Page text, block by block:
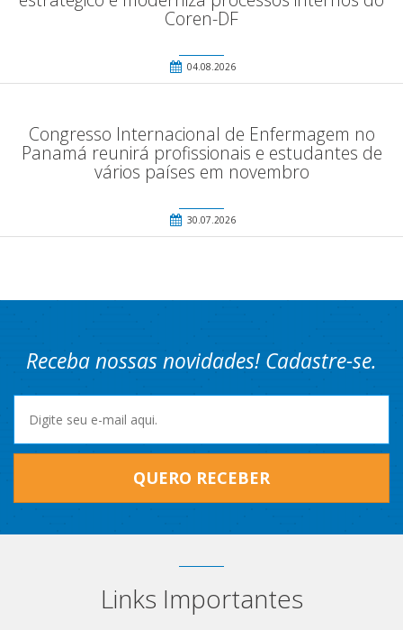
Coren-DF
04.08.2026
Congresso Internacional de Enfermagem no
Panamá reunirá profissionais e estudantes de
vários países em novembro
30.07.2026
Receba nossas novidades! Cadastre-se.
QUERO RECEBER
Links Importantes